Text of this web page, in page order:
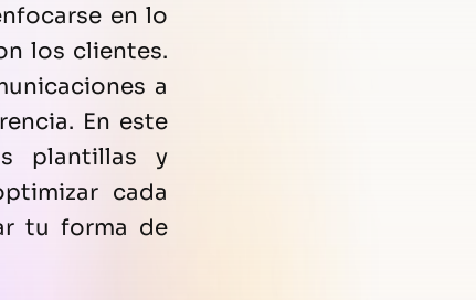
en lo
los clientes.
a
En este
plantillas y
cada
tu forma de